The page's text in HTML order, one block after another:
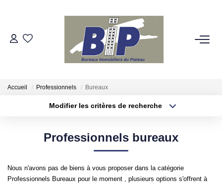
VENTES
BIENS VENDUS
NOTRE AGENCE
Nos Partenaires
Accueil Professionnels Bureaux
Modifier les critères de recherche
Plus de critères Créer une alerte
Professionnels bureaux
Nous n'avons pas de biens à vous proposer dans la catégorie
Professionnels Bureaux pour le moment , plusieurs options s'offrent à